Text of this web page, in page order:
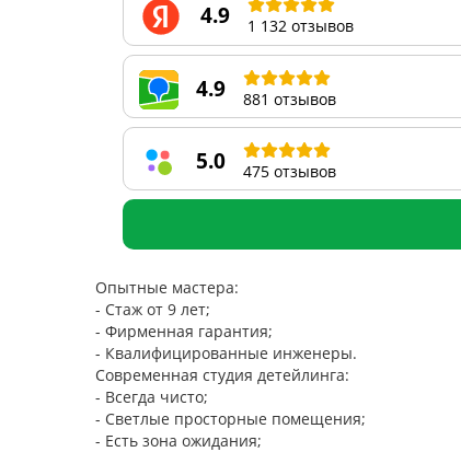
4.9 1 132 отзывов
4.9 881 отзывов
5.0 475 отзывов
Опытные мастера:
- Стаж от 9 лет;
- Фирменная гарантия;
- Квалифицированные инженеры.
Современная студия детейлинга:
- Всегда чисто;
- Светлые просторные помещения;
- Есть зона ожидания;